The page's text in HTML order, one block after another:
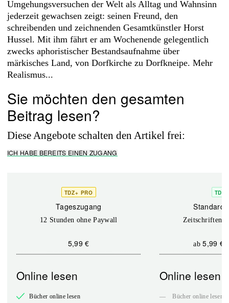
Umgehungsversuchen der Welt als Alltag und Wahnsinn
jederzeit gewachsen zeigt: seinen Freund, den
schreibenden und zeichnenden Gesamtkünstler Horst
Hussel. Mit ihm fährt er am Wochenende gelegentlich
zwecks aphoristischer Bestandsaufnahme über
märkisches Land, von Dorfkirche zu Dorfkneipe. Mehr
Realismus...
Sie möchten den gesamten
Beitrag lesen?
Diese Angebote schalten den Artikel frei:
ICH HABE BEREITS EINEN ZUGANG
TDZ+ PRO
Tageszugang
12 Stunden ohne Paywall
5,99 €
Online lesen
Bücher online lesen
TDZ+
Standard
Zeitschriften
ab 5,99 €
Online lesen
— Bücher online lesen